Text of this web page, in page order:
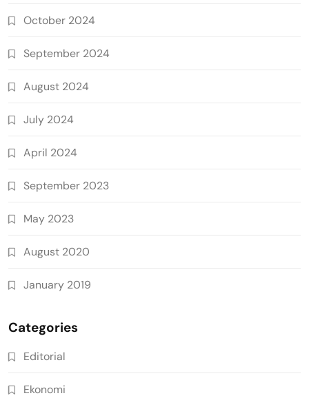
October 2024
September 2024
August 2024
July 2024
April 2024
September 2023
May 2023
August 2020
January 2019
Categories
Editorial
Ekonomi